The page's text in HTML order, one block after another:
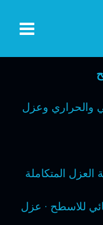
والحراري وعزل
العزل المتكاملة
للاسطح · عزل